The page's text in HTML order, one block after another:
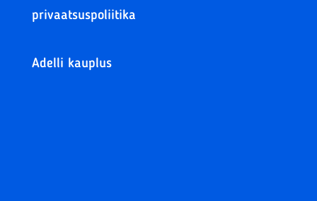
privaatsuspoliitika
Adelli kauplus